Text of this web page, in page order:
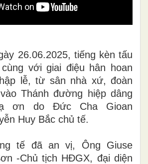
26.06.2025, tiếng kèn tấu
với giai điệu hân hoan
lễ, từ sân nhà xứ, đoàn
Thánh đường hiệp dâng
ơn do Đức Cha Gioan
Huy Bắc chủ tế.
tế đã an vị, Ông Giuse
-Chủ tịch HĐGX, đại diện